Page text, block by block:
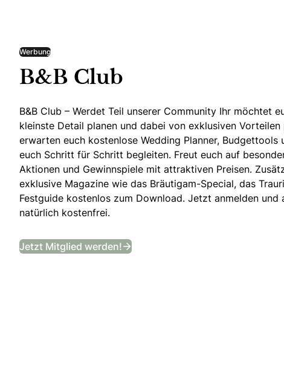
Werbung
B&B Club
B&B Club – Werdet Teil unserer Community Ihr möchtet
kleinste Detail planen und dabei von exklusiven Vorteilen
erwarten euch kostenlose Wedding Planner, Budgettools
euch Schritt für Schritt begleiten. Freut euch auf
Aktionen und Gewinnspiele mit attraktiven Preisen.
exklusive Magazine wie das Bräutigam-Special, das
Festguide kostenlos zum Download. Jetzt anmelden und
natürlich kostenfrei.
Jetzt Mitglied werden!